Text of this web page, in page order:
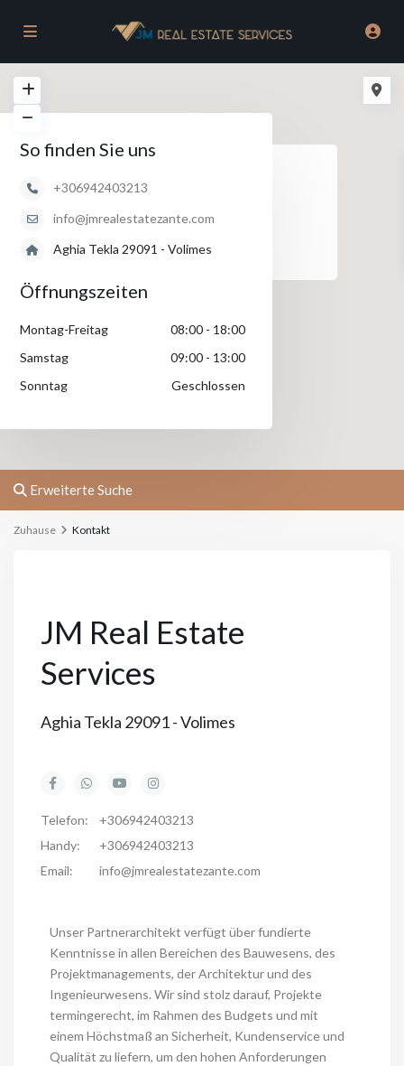
So finden Sie uns
+306942403213
info@jmrealestatezante.com
Aghia Tekla 29091 - Volimes
Öffnungszeiten
Montag-Freitag
08:00 - 18:00
Samstag
09:00 - 13:00
Sonntag
Geschlossen
Erweiterte Suche
Zuhause Kontakt
JM Real Estate
Services
Aghia Tekla 29091 - Volimes
Telefon:
+306942403213
Handy:
+306942403213
Email:
info@jmrealestatezante.com
Unser Partnerarchitekt verfügt über fundierte
Kenntnisse in allen Bereichen des Bauwesens, des
Projektmanagements, der Architektur und des
Ingenieurwesens. Wir sind stolz darauf, Projekte
termingerecht, im Rahmen des Budgets und mit
einem Höchstmaß an Sicherheit, Kundenservice und
Qualität zu liefern, um den hohen Anforderungen